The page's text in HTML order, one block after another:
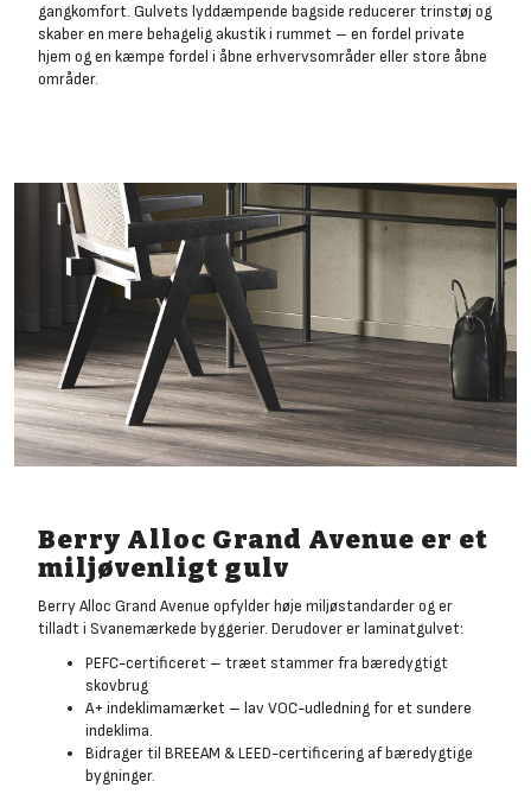
gangkomfort. Gulvets lyddæmpende bagside reducerer trinstøj og
skaber en mere behagelig akustik i rummet – en fordel private
hjem og en kæmpe fordel i åbne erhvervsområder eller store åbne
områder.
Berry Alloc Grand Avenue er et
miljøvenligt gulv
Berry Alloc Grand Avenue opfylder høje miljøstandarder og er
tilladt i Svanemærkede byggerier. Derudover er laminatgulvet:
PEFC-certificeret – træet stammer fra bæredygtigt
skovbrug
A+ indeklimamærket – lav VOC-udledning for et sundere
indeklima.
Bidrager til BREEAM & LEED-certificering af bæredygtige
bygninger.